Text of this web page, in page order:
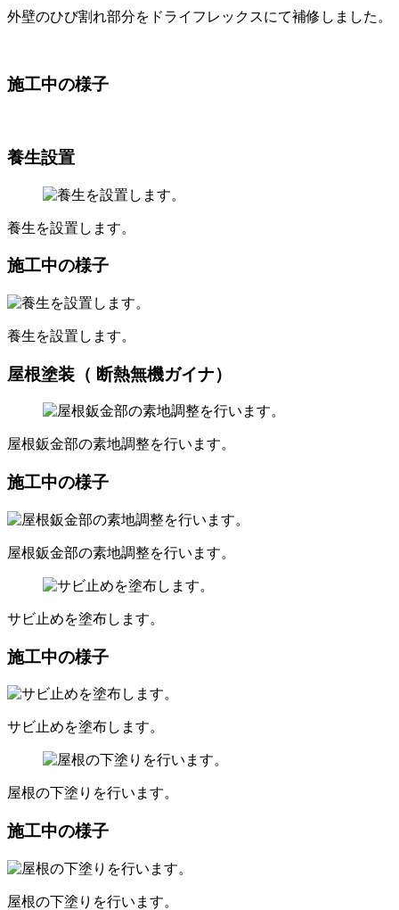
外壁のひび割れ部分をドライフレックスにて補修しました。
施工中の様子
養生設置
養生を設置します。
施工中の様子
養生を設置します。
屋根塗装（ 断熱無機ガイナ）
屋根鈑金部の素地調整を行います。
施工中の様子
屋根鈑金部の素地調整を行います。
サビ止めを塗布します。
施工中の様子
サビ止めを塗布します。
屋根の下塗りを行います。
施工中の様子
屋根の下塗りを行います。